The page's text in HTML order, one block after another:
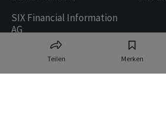
Teilen Merken
SIX Financial Information
AG
Ringier AG | Ringier Medien